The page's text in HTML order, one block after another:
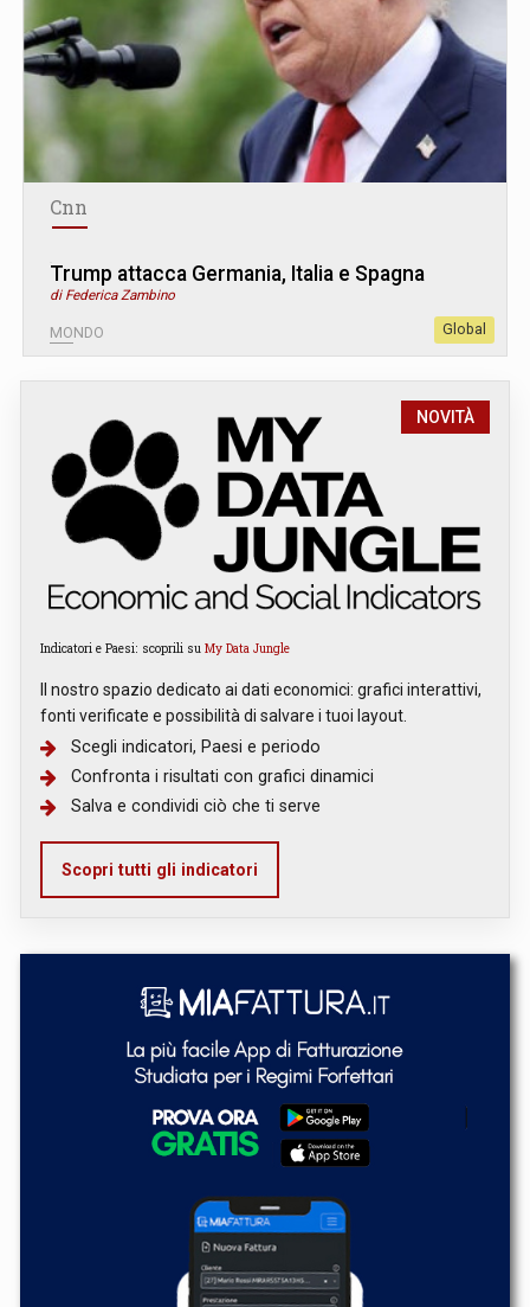
Cnn
Trump attacca Germania, Italia e Spagna
di Federica Zambino
MONDO Global
NOVITÀ
Indicatori e Paesi: scoprili su My Data Jungle
Il nostro spazio dedicato ai dati economici: grafici interattivi,
fonti verificate e possibilità di salvare i tuoi layout.
Scegli indicatori, Paesi e periodo
Confronta i risultati con grafici dinamici
Salva e condividi ciò che ti serve
Scopri tutti gli indicatori